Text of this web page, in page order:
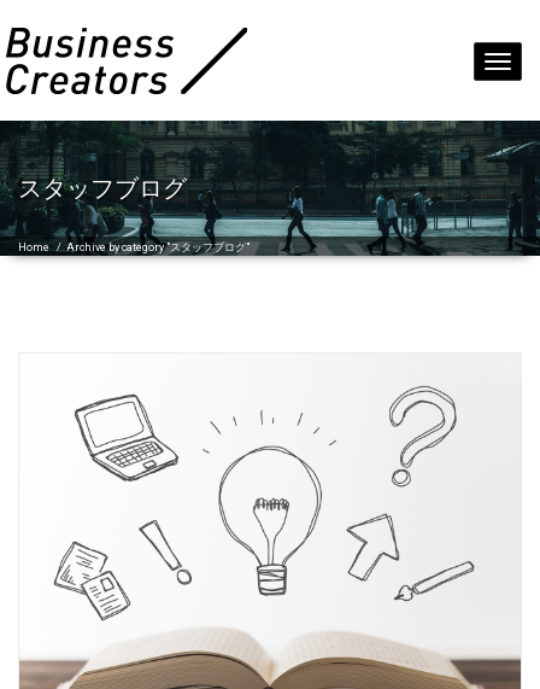
スタッフブログ
Home /Archive by category "スタッフブログ"